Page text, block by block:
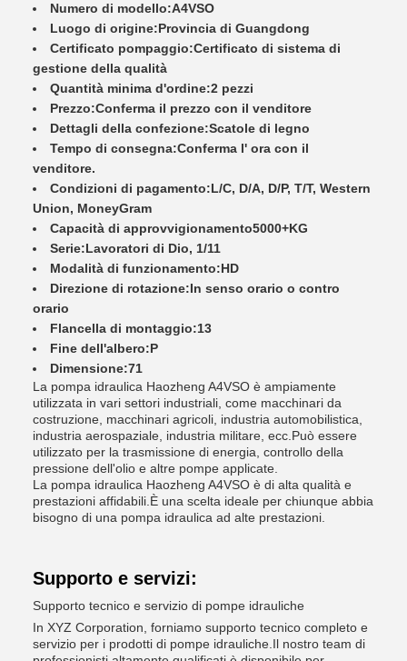
Numero di modello:A4VSO
Luogo di origine:Provincia di Guangdong
Certificato pompaggio:Certificato di sistema di
gestione della qualità
Quantità minima d'ordine:2 pezzi
Prezzo:Conferma il prezzo con il venditore
Dettagli della confezione:Scatole di legno
Tempo di consegna:Conferma l' ora con il
venditore.
Condizioni di pagamento:L/C, D/A, D/P, T/T, Western
Union, MoneyGram
Capacità di approvvigionamento5000+KG
Serie:Lavoratori di Dio, 1/11
Modalità di funzionamento:HD
Direzione di rotazione:In senso orario o contro
orario
Flancella di montaggio:13
Fine dell'albero:P
Dimensione:71
La pompa idraulica Haozheng A4VSO è ampiamente
utilizzata in vari settori industriali, come macchinari da
costruzione, macchinari agricoli, industria automobilistica,
industria aerospaziale, industria militare, ecc.Può essere
utilizzato per la trasmissione di energia, controllo della
pressione dell'olio e altre pompe applicate.
La pompa idraulica Haozheng A4VSO è di alta qualità e
prestazioni affidabili.È una scelta ideale per chiunque abbia
bisogno di una pompa idraulica ad alte prestazioni.
Supporto e servizi:
Supporto tecnico e servizio di pompe idrauliche
In XYZ Corporation, forniamo supporto tecnico completo e
servizio per i prodotti di pompe idrauliche.Il nostro team di